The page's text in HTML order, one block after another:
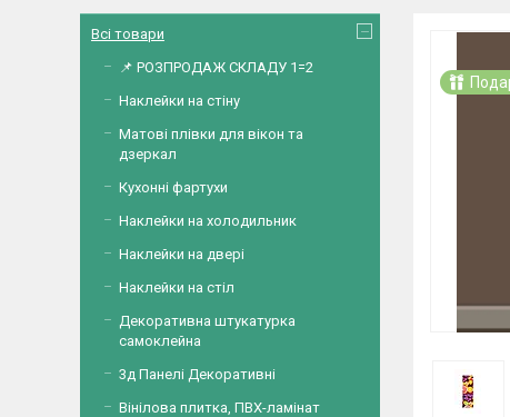
Всі товари
📌 РОЗПРОДАЖ СКЛАДУ 1=2
Наклейки на стіну
Матові плівки для вікон та
дзеркал
Кухонні фартухи
Наклейки на холодильник
Наклейки на двері
Наклейки на стіл
Декоративна штукатурка
самоклейна
3д Панелі Декоративні
Вінілова плитка, ПВХ-ламінат